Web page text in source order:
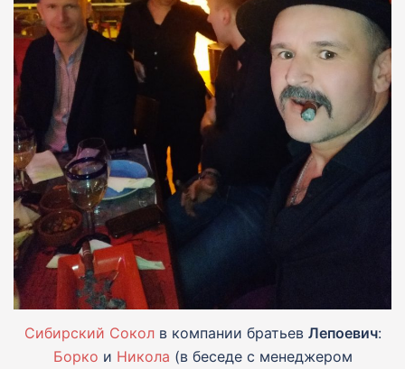
Сибирский Соколв компании братьев Лепоевич:
Борко и Никола (в беседе с менеджером